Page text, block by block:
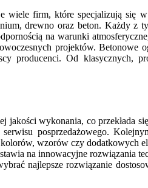
wiele firm, które specjalizują się
drewno oraz beton. Każdy z
na warunki
projektów. Betonowe
producenci. Od klasycznych,
wykonania, co przekłada
posprzedażowego.
wzorów czy dodatkowych
na innowacyjne rozwiązania
najlepsze rozwiązanie